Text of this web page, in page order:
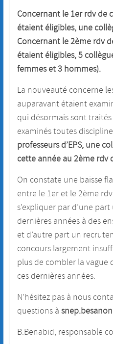
Concernant le 1er rdv de
étaient éligibles, une
Concernant le 2ème rdv
étaient éligibles, 5
femmes et 3 hommes).
La nouveauté concerne
auparavant étaient
qui désormais sont
examinés toutes
professeurs d’EPS, une
cette année au 2ème rdv
On constate une baisse
entre le 1er et le 2ème
s’expliquer par d’une
dernières années à des
et d’autre part un
concours largement
plus de combler la
ces dernières années.
N’hésitez pas à nous
questions à
B.Benabid, responsable